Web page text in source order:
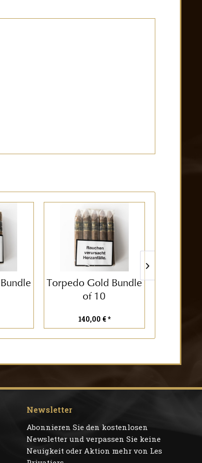
Torpedo Gold Bundle
of 10
140,00 € *
Newsletter
Abonnieren Sie den kostenlosen
Newsletter und verpassen Sie keine
Neuigkeit oder Aktion mehr von Les